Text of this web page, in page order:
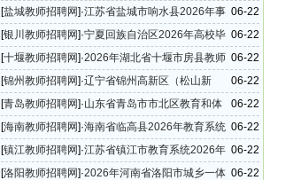
招聘164名简章（第二轮）
06-22
[盐城教师招聘网]·江苏省盐城市响水县2026年事
业编制教师招聘34名公告
06-22
[银川教师招聘网]·宁夏回族自治区2026年高校毕
业生“三支一扶”计划招募公告
06-22
[十堰教师招聘网]·2026年湖北省十堰市房县教师
招聘20名公告
06-22
[锦州教师招聘网]·辽宁省锦州高新区（松山新
区）2026年事业单位教师招聘28名公告
06-22
[青岛教师招聘网]·山东省青岛市市北区教育和体
育局所属公办学校2026年第二次教师招聘公告
06-22
[海南教师招聘网]·海南省临高县2026年教育系统
所属事业单位教师招聘公告
06-22
[镇江教师招聘网]·江苏省镇江市教育系统2026年
教师招聘公告
06-22
[洛阳教师招聘网]·2026年河南省洛阳市城乡一体